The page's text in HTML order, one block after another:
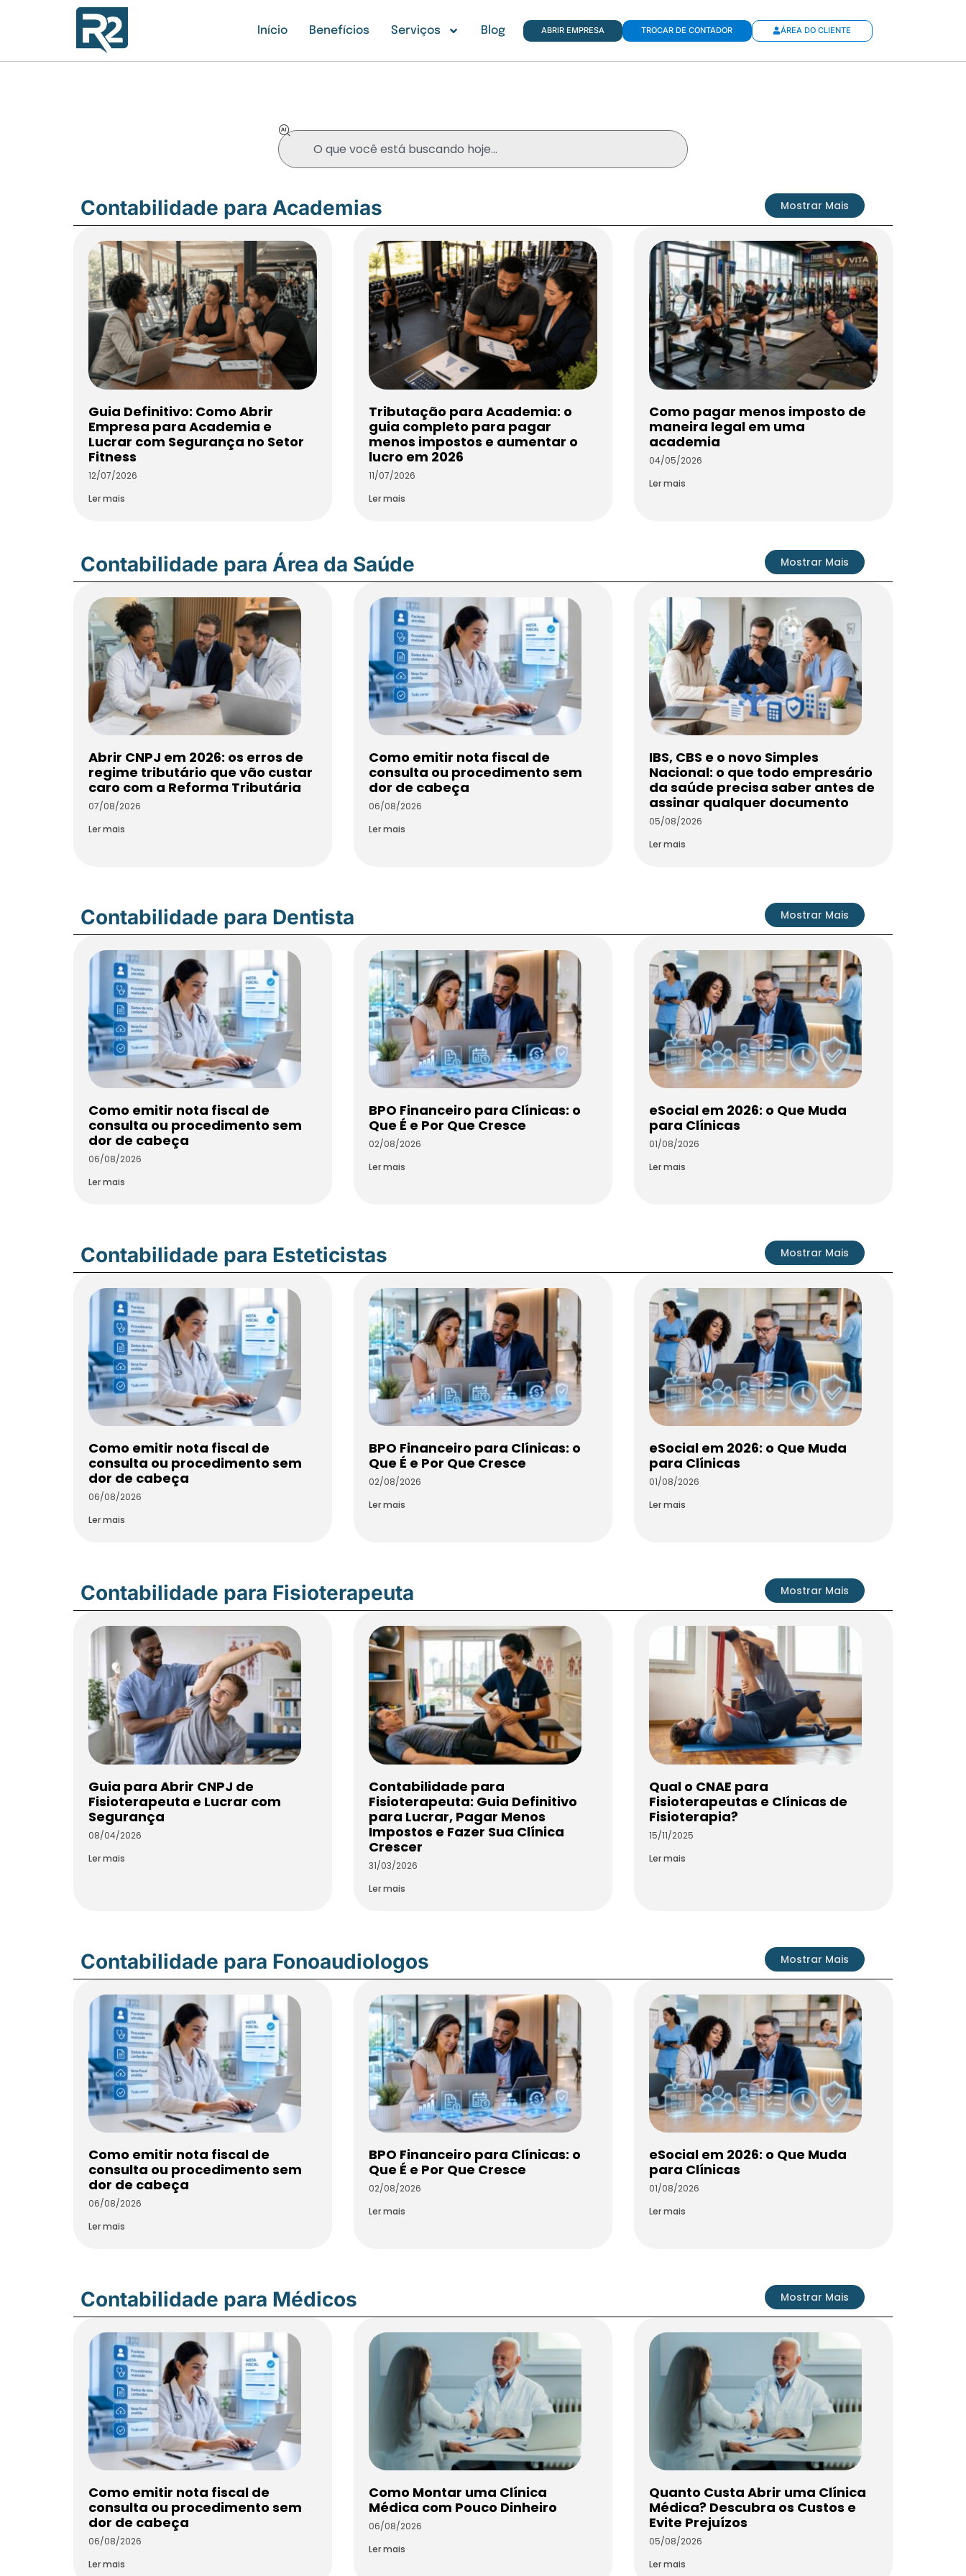
Início Benefícios Serviços Blog ABRIR EMPRESA TROCAR DE CONTADOR ÁREA DO CLIENTE
Contabilidade para Academias Mostrar Mais
Guia Definitivo: Como Abrir
Empresa para Academia e
Lucrar com Segurança no Setor
Fitness
12/07/2026
Ler mais
Tributação para Academia: o
guia completo para pagar
menos impostos e aumentar o
lucro em 2026
11/07/2026
Ler mais
Como pagar menos imposto de
maneira legal em uma
academia
04/05/2026
Ler mais
Contabilidade para Área da Saúde Mostrar Mais
Abrir CNPJ em 2026: os erros de
regime tributário que vão custar
caro com a Reforma Tributária
07/08/2026
Ler mais
Como emitir nota fiscal de
consulta ou procedimento sem
dor de cabeça
06/08/2026
Ler mais
IBS, CBS e o novo Simples
Nacional: o que todo empresário
da saúde precisa saber antes de
assinar qualquer documento
05/08/2026
Ler mais
Contabilidade para Dentista Mostrar Mais
Como emitir nota fiscal de
consulta ou procedimento sem
dor de cabeça
06/08/2026
Ler mais
BPO Financeiro para Clínicas: o
Que É e Por Que Cresce
02/08/2026
Ler mais
eSocial em 2026: o Que Muda
para Clínicas
01/08/2026
Ler mais
Contabilidade para Esteticistas Mostrar Mais
Como emitir nota fiscal de
consulta ou procedimento sem
dor de cabeça
06/08/2026
Ler mais
BPO Financeiro para Clínicas: o
Que É e Por Que Cresce
02/08/2026
Ler mais
eSocial em 2026: o Que Muda
para Clínicas
01/08/2026
Ler mais
Contabilidade para Fisioterapeuta Mostrar Mais
Guia para Abrir CNPJ de
Fisioterapeuta e Lucrar com
Segurança
08/04/2026
Ler mais
Contabilidade para
Fisioterapeuta: Guia Definitivo
para Lucrar, Pagar Menos
Impostos e Fazer Sua Clínica
Crescer
31/03/2026
Ler mais
Qual o CNAE para
Fisioterapeutas e Clínicas de
Fisioterapia?
15/11/2025
Ler mais
Contabilidade para Fonoaudiologos Mostrar Mais
Como emitir nota fiscal de
consulta ou procedimento sem
dor de cabeça
06/08/2026
Ler mais
BPO Financeiro para Clínicas: o
Que É e Por Que Cresce
02/08/2026
Ler mais
eSocial em 2026: o Que Muda
para Clínicas
01/08/2026
Ler mais
Contabilidade para Médicos Mostrar Mais
Como emitir nota fiscal de
consulta ou procedimento sem
dor de cabeça
06/08/2026
Ler mais
Como Montar uma Clínica
Médica com Pouco Dinheiro
06/08/2026
Ler mais
Quanto Custa Abrir uma Clínica
Médica? Descubra os Custos e
Evite Prejuízos
05/08/2026
Ler mais